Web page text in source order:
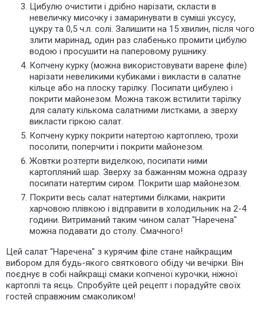
Цибулю очистити і дрібно нарізати, скласти в
невеличку мисочку і замаринувати в суміші уксусу,
цукру та 0,5 ч.л. солі. Залишити на 15 хвилин, після чого
злити маринад, один раз слабенько промити цибулю
водою і просушити на паперовому рушнику.
Копчену курку (можна використовувати варене філе)
нарізати невеликими кубиками і викласти в салатне
кільце або на плоску тарілку. Посипати цибулею і
покрити майонезом. Можна також встилити тарілку
для салату кількома салатними листками, а зверху
викласти гіркою салат.
Копчену курку покрити натертою картоплею, трохи
посолити, поперчити і покрити майонезом.
Жовтки розтерти виделкою, посипати ними
картопляний шар. Зверху за бажанням можна одразу
посипати натертим сиром. Покрити шар майонезом.
Покрити весь салат натертими білками, накрити
харчовою плівкою і відправити в холодильник на 2-4
години. Витриманий таким чином салат "Наречена"
можна подавати до столу. Смачного!
Цей салат "Наречена" з курячим філе стане найкращим
вибором для будь-якого святкового обіду чи вечірки. Він
поєднує в собі найкращі смаки копченої курочки, ніжної
картоплі та яєць. Спробуйте цей рецепт і порадуйте своїх
гостей справжним смаколиком!